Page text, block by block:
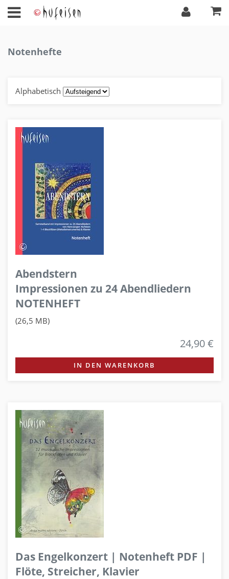
Notenhefte
Alphabetisch
Abendstern
Impressionen zu 24 Abendliedern
NOTENHEFT
(26,5 MB)
24,90 €
IN DEN WARENKORB
Das Engelkonzert | Notenheft PDF |
Flöte, Streicher, Klavier